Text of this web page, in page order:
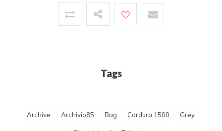
Tags
Archive Archivio85 Bag Cordura 1500 Grey